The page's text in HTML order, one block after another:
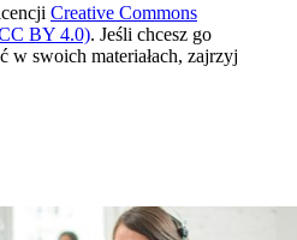
Creative Commons
BY 4.0). Jeśli chcesz go
w swoich materiałach, zajrzyj